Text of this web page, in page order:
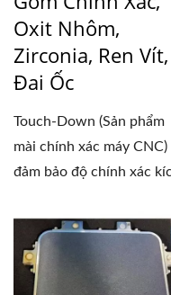
Oxit Nhôm,
Zirconia, Ren Vít,
Đai Ốc
Touch-Down (Sản phẩm
mài chính xác máy CNC)
đảm bảo độ chính xác